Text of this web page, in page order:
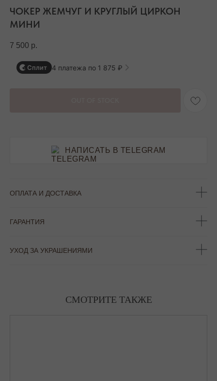
ЧОКЕР ЖЕМЧУГ И КРУГЛЫЙ ЦИРКОН
МИНИ
7 500 р.
Сплит 4 платежа по 1 875 ₽
НАПИСАТЬ В TELEGRAM
ОПЛАТА И ДОСТАВКА
ГАРАНТИЯ
УХОД ЗА УКРАШЕНИЯМИ
СМОТРИТЕ ТАКЖЕ